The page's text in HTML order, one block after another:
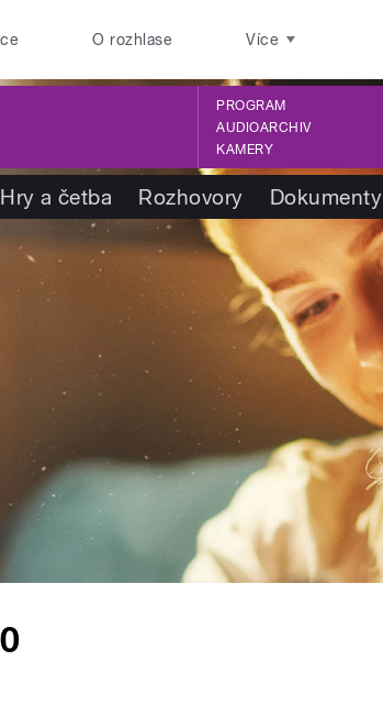
O rozhlase Více
PROGRAM
AUDIOARCHIV
KAMERY
Hry a četba Rozhovory Dokumenty